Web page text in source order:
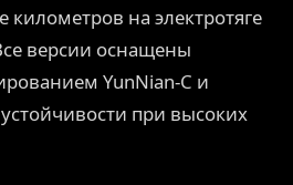
на электротяге
версии оснащены
YunNian-C и
при высоких